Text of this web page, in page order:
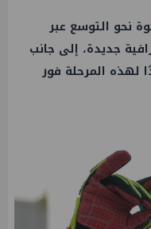
نحو التوسع عبر
جديدة، إلى جانب
لهذه المرحلة فور